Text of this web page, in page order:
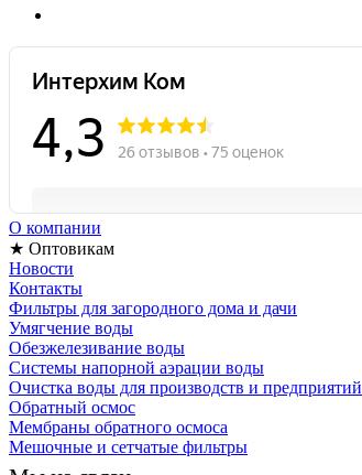
О компании
★ Оптовикам
Новости
Контакты
Фильтры для загородного дома и дачи
Умягчение воды
Обезжелезивание воды
Системы напорной аэрации воды
Очистка воды для производств и предприятий
Обратный осмос
Мембраны обратного осмоса
Мешочные и сетчатые фильтры